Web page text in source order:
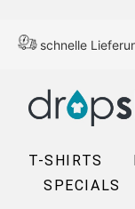
schnelle
T-SHIRTS
SPECIALS